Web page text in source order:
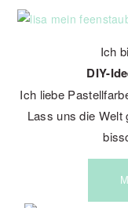
Ich
DIY-
Ich liebe
Lass uns die Welt